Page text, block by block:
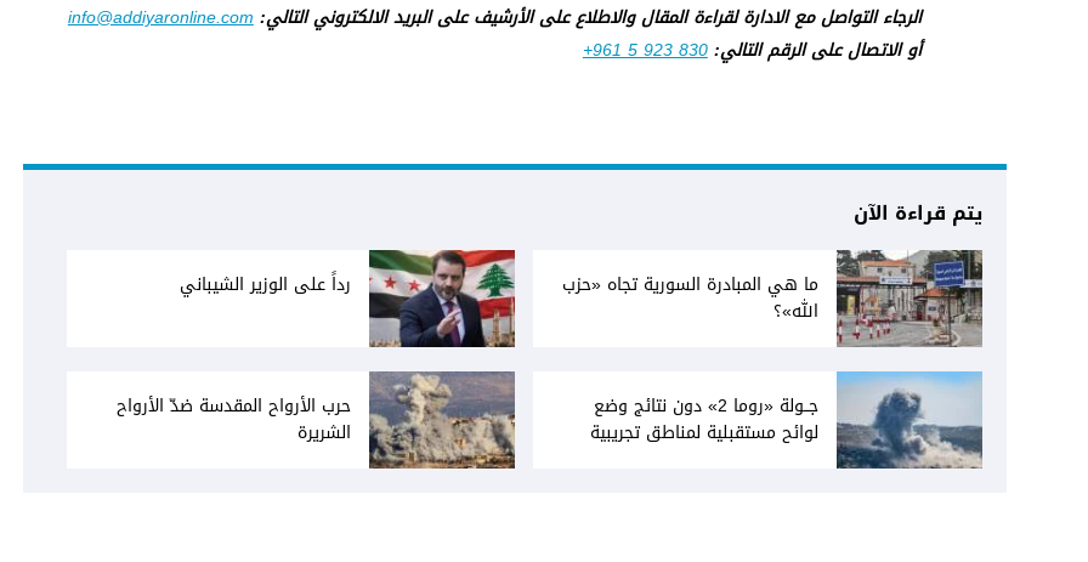
الرجاء التواصل مع الادارة لقراءة المقال والاطلاع على الأرشيف على البريد الالكتروني التالي:info@addiyaronline.com
أو الاتصال على الرقم التالي:+961 5 923 830
يتم قراءة الآن
ما هي المبادرة السورية تجاه «حزب
الله»؟
رداً على الوزير الشيباني
جــولة «روما 2» دون نتائج وضع
لوائح مستقبلية لمناطق تجريبية
حرب الأرواح المقدسة ضدّ الأرواح
الشريرة